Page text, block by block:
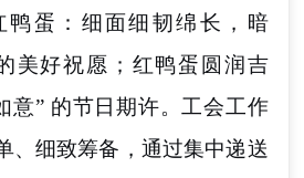
鸭蛋：细面细韧绵长，暗
美好祝愿；红鸭蛋圆润吉
意” 的节日期许。工会工作
、细致筹备，通过集中递送